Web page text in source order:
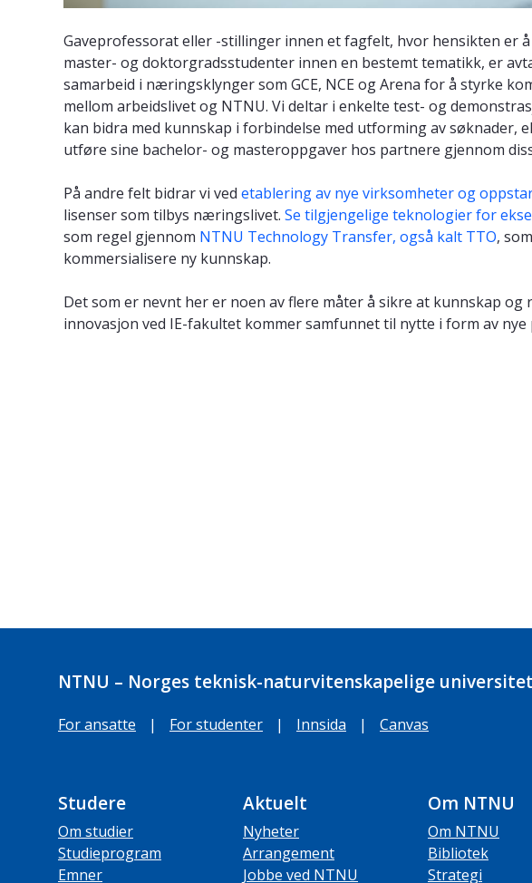
Gaveprofessorat eller -stillinger innen et fagfelt, hvor hensikten er
master- og doktorgradsstudenter innen en bestemt tematikk, er
samarbeid i næringsklynger som GCE, NCE og Arena for å styrke
mellom arbeidslivet og NTNU. Vi deltar i enkelte test- og
kan bidra med kunnskap i forbindelse med utforming av søknader,
utføre sine bachelor- og masteroppgaver hos partnere gjennom
På andre felt bidrar vi ved etablering av nye virksomheter og
lisenser som tilbys næringslivet. Se tilgjengelige teknologier for
som regel gjennom NTNU Technology Transfer, også kalt TTO,
kommersialisere ny kunnskap.
Det som er nevnt her er noen av flere måter å sikre at kunnskap
innovasjon ved IE-fakultet kommer samfunnet til nytte i form av
NTNU – Norges teknisk-naturvitenskapelige universitet
For ansatte | For studenter | Innsida | Canvas
Studere
Om studier
Studieprogram
Emner
Aktuelt
Nyheter
Arrangement
Jobbe ved NTNU
Om NTNU
Om NTNU
Bibliotek
Strategi